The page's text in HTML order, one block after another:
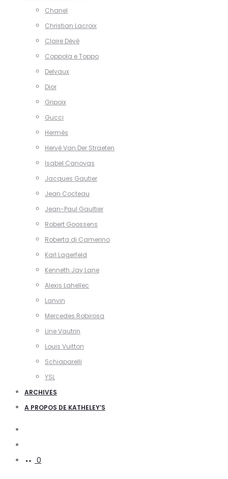
Chanel
Christian Lacroix
Claire Dévé
Coppola e Toppo
Delvaux
Dior
Gripoix
Gucci
Hermès
Hervé Van Der Straeten
Isabel Canovas
Jacques Gautier
Jean Cocteau
Jean-Paul Gaultier
Robert Goossens
Roberta di Camerino
Karl Lagerfeld
Kenneth Jay Lane
Alexis Lahellec
Lanvin
Mercedes Robirosa
Line Vautrin
Louis Vuitton
Schiaparelli
YSL
ARCHIVES
A PROPOS DE KATHELEY’S
0